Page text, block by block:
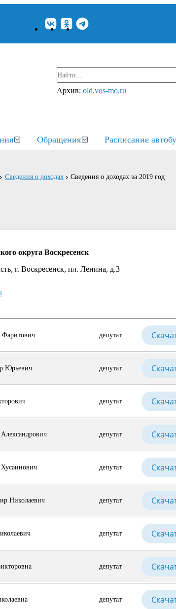
Архив: old.vos-mo.ru
Обращения Расписание
Сведения о доходах Сведения о доходах за 2019 год
округа Воскресенск
г. Воскресенск, пл. Ленина, д.3
Фаритович депутат
Юрьевич депутат
депутат
депутат
депутат
Николаевич депутат
депутат
депутат
депутат